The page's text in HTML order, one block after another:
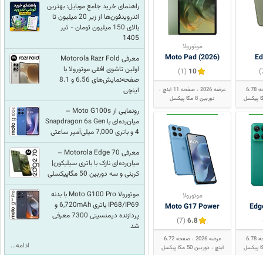
صفحه 6.78
موتورولا
Moto Pad (2026)
10
(1)
عرضه 2026
صفحه 11 اینچ
دوربین 8 مگا پیکسل
صفحه 6.78
موتورولا
Moto G17 Power
6.8
(7)
عرضه 2026
صفحه 6.72
اینچ
دوربین 50 مگا پیکسل
راهنمای خرید جامع موبایل: بهترین
اندرویدفون‌ها از زیر 20 میلیون تا
بالای 150 میلیون تومان - تیر
1405
معرفی Motorola Razr Fold
اولین تاشوی افقی موتورولا با
صفحه‌نمایش‌های 6.56 و 8.1
اینچی
رونمایی از Moto G100s –
میان‌رده‌ای با Snapdragon 6s Gen
4 و باتری 7,000 میلی‌آمپر ساعتی
معرفی Motorola Edge 70 –
میان‌رده‌ای نازک با باتری سیلیکون|
کربنی و سه دوربین 50 مگاپیکسلی
موتورولا Moto G100 Pro با بدنه
IP68/IP69 باتری 6,720mAh و
پردازنده دیمنسیتی 7300 معرفی
شد
ادامه...